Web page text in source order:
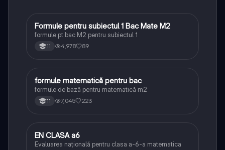
Matematică
Formule pentru subiectul 1 Bac Mate M2
formule pt bac M2 pentru subiectul 1
11 4,978 89
Matematică
formule matematică pentru bac
formule de bază pentru matematică m2
11 7,045 223
Matematică
EN CLASA a6
Evaluarea națională pentru clasa a-6-a matematica